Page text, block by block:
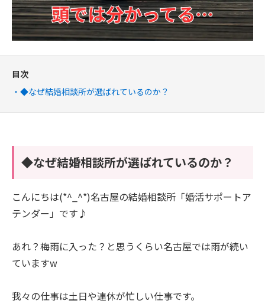
目次
◆なぜ結婚相談所が選ばれているのか？
◆なぜ結婚相談所が選ばれているのか？
こんにちは(*^_^*)名古屋の結婚相談所「婚活サポートア
テンダー」です♪
あれ？梅雨に入った？と思うくらい名古屋では雨が続い
ていますw
我々の仕事は土日や連休が忙しい仕事です。